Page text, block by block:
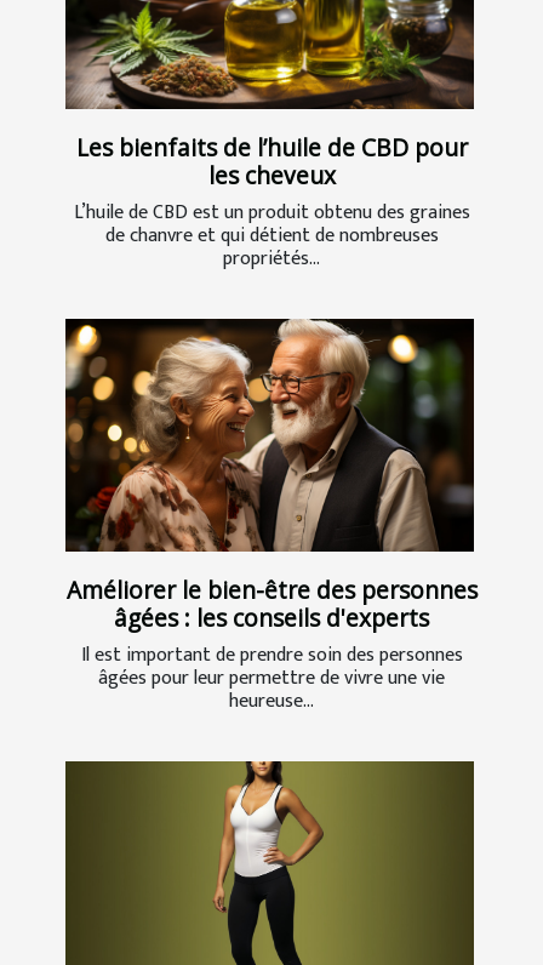
Les bienfaits de l’huile de CBD pour
les cheveux
L’huile de CBD est un produit obtenu des graines
de chanvre et qui détient de nombreuses
propriétés...
Améliorer le bien-être des personnes
âgées : les conseils d'experts
Il est important de prendre soin des personnes
âgées pour leur permettre de vivre une vie
heureuse...